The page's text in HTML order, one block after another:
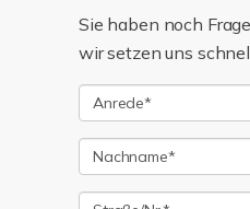
Sie haben noch
wir setzen uns